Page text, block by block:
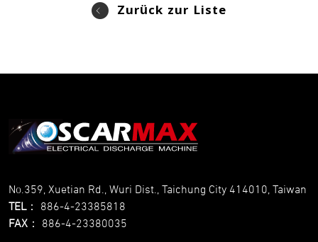
Zurück zur Liste
No.359, Xuetian Rd., Wuri Dist., Taichung City 414010, Taiwan
TEL： 886-4-23385818
FAX ： 886-4-23380035